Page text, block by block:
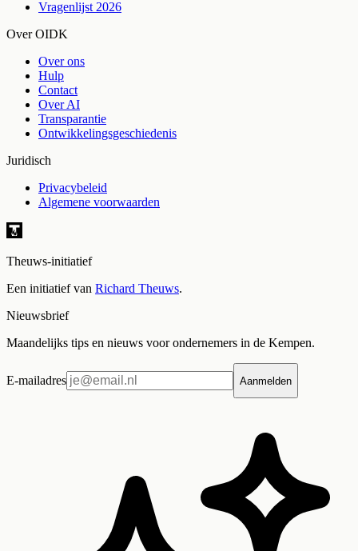
Vragenlijst 2026
Over OIDK
Over ons
Hulp
Contact
Over AI
Transparantie
Ontwikkelingsgeschiedenis
Juridisch
Privacybeleid
Algemene voorwaarden
Theuws-initiatief
Een initiatief van Richard Theuws.
Nieuwsbrief
Maandelijks tips en nieuws voor ondernemers in de Kempen.
E-mailadres Aanmelden